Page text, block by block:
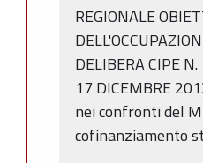
REGIONALE
DELIBERA CIPE
17 DICEMBRE
nei confronti del
cofinanziamento